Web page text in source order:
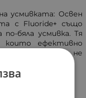
усмивката: Освен
с Fluoride+ също
бяла усмивка. Тя
които ефективно
петна, като не
зъби с